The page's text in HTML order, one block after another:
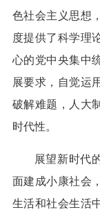
色社会主义思想
度提供了科学理
心的党中央集中
展要求，自觉运
破解难题，人大
时代性。
展望新时代
面建成小康社会
生活和社会生活